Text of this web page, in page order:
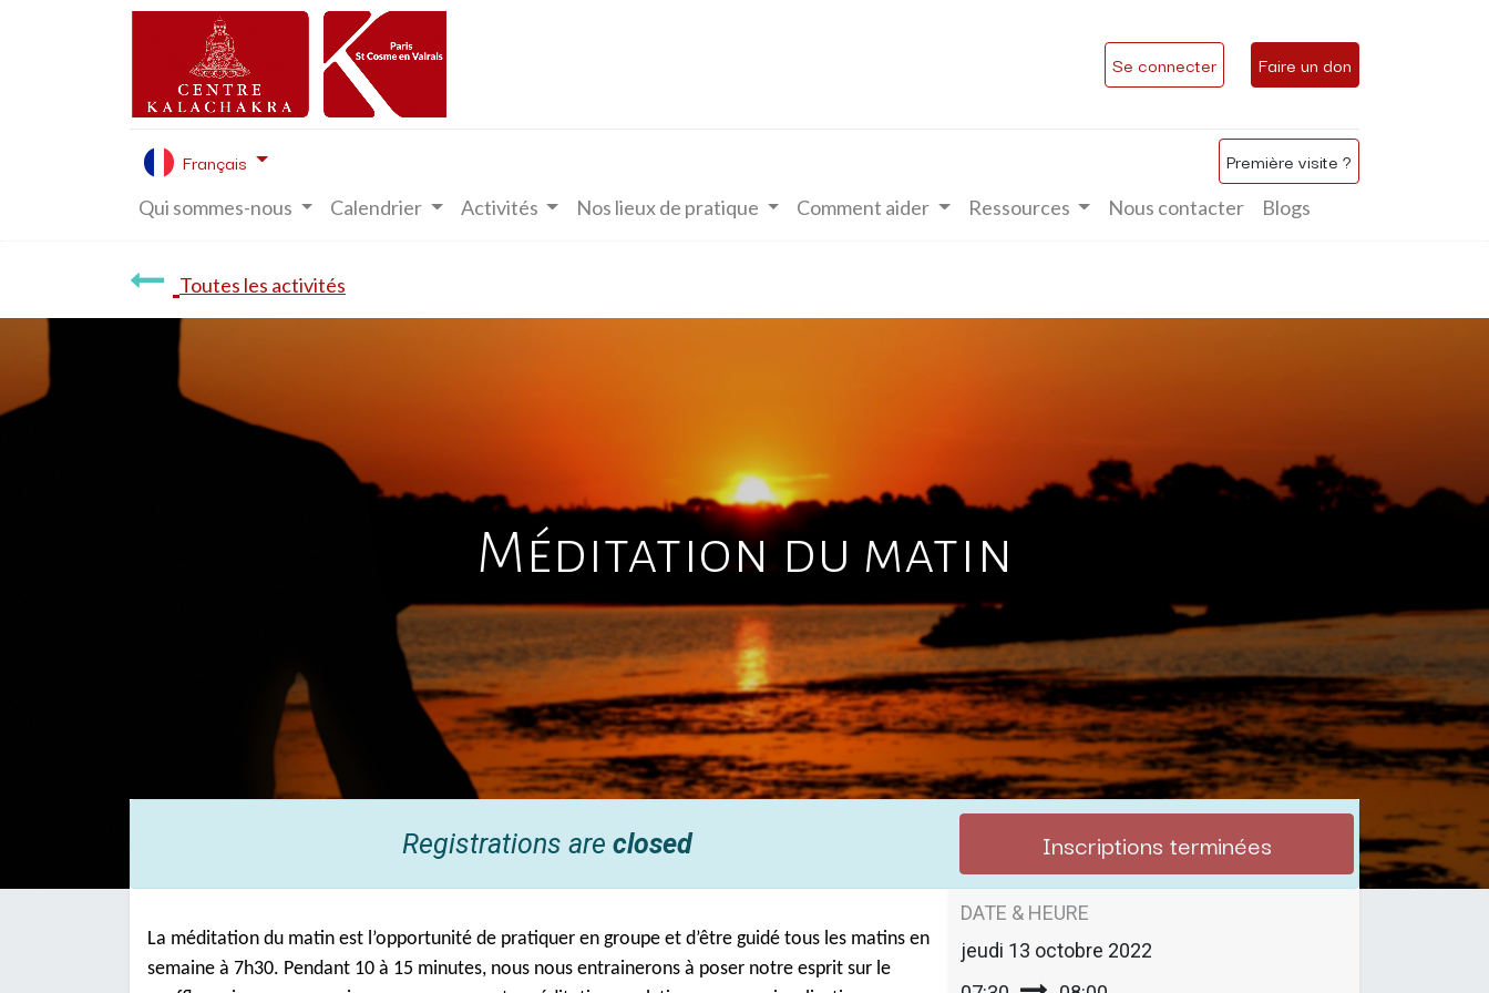
Se connecter Faire un don
Français Première visite ?
Qui sommes-nous Calendrier Activités Nos lieux de pratique Comment aider Ressources Nous contacter Blogs
Toutes les activités
Méditation du matin
Registrations are closed Inscriptions terminées
La méditation du matin est l’opportunité de pratiquer en groupe et d’être guidé tous les matins en
semaine à 7h30. Pendant 10 à 15 minutes, nous nous entrainerons à poser notre esprit sur le
DATE & HEURE
jeudi 13 octobre 2022